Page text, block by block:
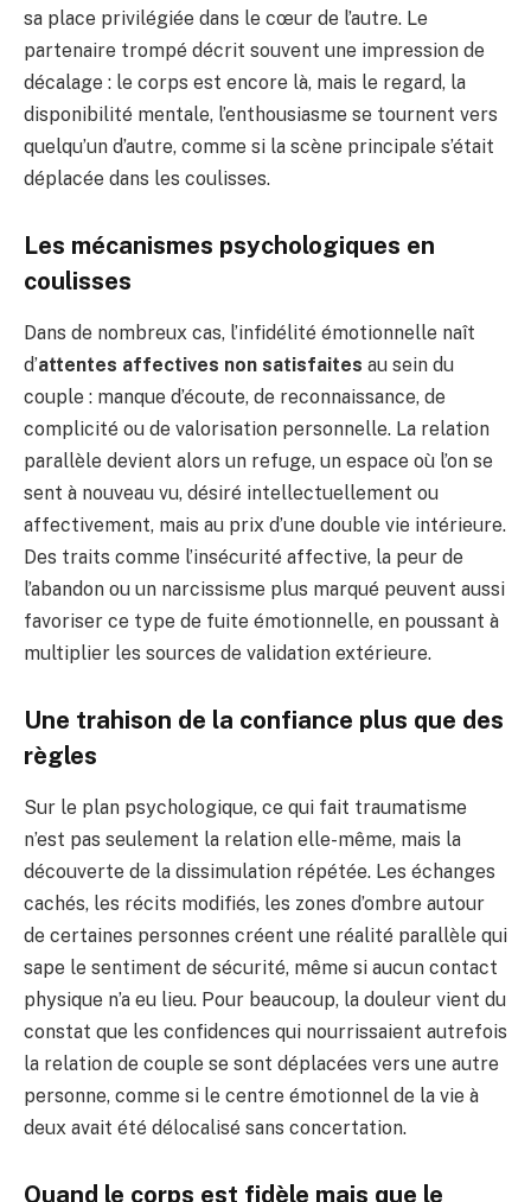
sa place privilégiée dans le cœur de l’autre. Le
partenaire trompé décrit souvent une impression de
décalage : le corps est encore là, mais le regard, la
disponibilité mentale, l’enthousiasme se tournent vers
quelqu’un d’autre, comme si la scène principale s’était
déplacée dans les coulisses.
Les mécanismes psychologiques en
coulisses
Dans de nombreux cas, l’infidélité émotionnelle naît
d’attentes affectives non satisfaites au sein du
couple : manque d’écoute, de reconnaissance, de
complicité ou de valorisation personnelle. La relation
parallèle devient alors un refuge, un espace où l’on se
sent à nouveau vu, désiré intellectuellement ou
affectivement, mais au prix d’une double vie intérieure.
Des traits comme l’insécurité affective, la peur de
l’abandon ou un narcissisme plus marqué peuvent aussi
favoriser ce type de fuite émotionnelle, en poussant à
multiplier les sources de validation extérieure.
Une trahison de la confiance plus que des
règles
Sur le plan psychologique, ce qui fait traumatisme
n’est pas seulement la relation elle-même, mais la
découverte de la dissimulation répétée. Les échanges
cachés, les récits modifiés, les zones d’ombre autour
de certaines personnes créent une réalité parallèle qui
sape le sentiment de sécurité, même si aucun contact
physique n’a eu lieu. Pour beaucoup, la douleur vient du
constat que les confidences qui nourrissaient autrefois
la relation de couple se sont déplacées vers une autre
personne, comme si le centre émotionnel de la vie à
deux avait été délocalisé sans concertation.
Quand le corps est fidèle mais que le